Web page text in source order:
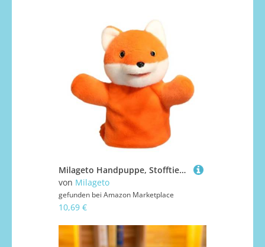
Milageto Handpuppe, Stofftier, realistisches Rollenspiel, Geschichtenerzählpuppen, Tierplüschtier für Partygeschenke, Spielen im Vorschulalter, Fuchs
von Milageto
gefunden bei Amazon Marketplace
10,69 €